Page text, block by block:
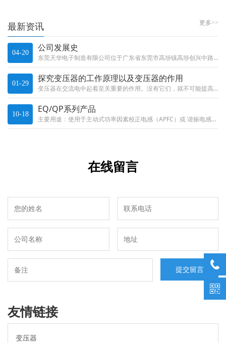
更多>>
最新资讯
04-20 公司发展史
东莞天华电子制造有限公司位于广东省东莞市高埗镇高埗创兴中路40号901室，从建厂至今26年中，我们凭借诚信的理念，稳抓产品质量，在发展中积累经验。现今，公司生产的变压器电感及线圈广泛用于通讯，家用电器，电脑及医疗领域，航...
01-29 探究变压器的工作原理以及变压器的作用
变压器在交流电中起着至关重要的作用。没有它们，就不可能提高或降低交流电的电压，不可能长距离地携带它，也不可能正确地使用它......
10-18 EQ/QP系列产品
主要用途：使用于主动式功率因素校正电感（APFC）或 谐振电感。适用范围：适用于电脑机箱电源（白牌，铜牌，银牌，金牌，白金）......
在线留言
友情链接
变压器